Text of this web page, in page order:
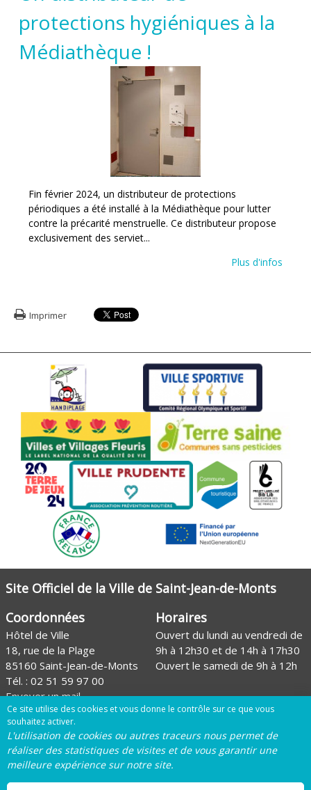
protections hygiéniques à la
Médiathèque !
Fin février 2024, un distributeur de protections
périodiques a été installé à la Médiathèque pour lutter
contre la précarité menstruelle. Ce distributeur propose
exclusivement des serviet...
Plus d'infos
Imprimer
Site Officiel de la Ville de Saint-Jean-de-Monts
Coordonnées
Hôtel de Ville
18, rue de la Plage
85160 Saint-Jean-de-Monts
Tél. : 02 51 59 97 00
Envoyer un mail
Horaires
Ouvert du lundi au vendredi de
9h à 12h30 et de 14h à 17h30
Ouvert le samedi de 9h à 12h
Site de l'Office de tourisme
Page Facebook de la Ville
Page Instagram de la Ville
Ce site utilise des cookies et vous donne le contrôle sur ce que vous
souhaitez activer.
L'utilisation de cookies ou autres traceurs nous permet de
réaliser des statistiques de visites et de vous garantir une
meilleure expérience sur notre site.